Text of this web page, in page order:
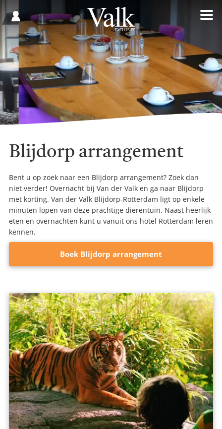
Registreren
Gespaard€
0,00
Blijdorp arrangement
Bent u op zoek naar een Blijdorp arrangement? Zoek dan
niet verder! Overnacht bij Van der Valk en ga naar Blijdorp
met korting. Van der Valk Blijdorp-Rotterdam ligt op enkele
minuten lopen van deze prachtige dierentuin. Naast heerlijk
eten en overnachten kunt u vanuit ons hotel Rotterdam leren
kennen.
Boek Blijdorp arrangement